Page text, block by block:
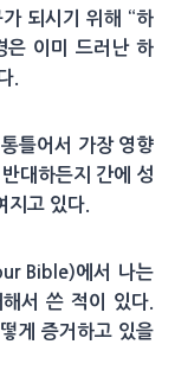
되시기 위해 “하
은 이미 드러난 하
.
틀어서 가장 영향
대하든지 간에 성
지고 있다.
Bible)에서 나는
서 쓴 적이 있다.
게 증거하고 있을